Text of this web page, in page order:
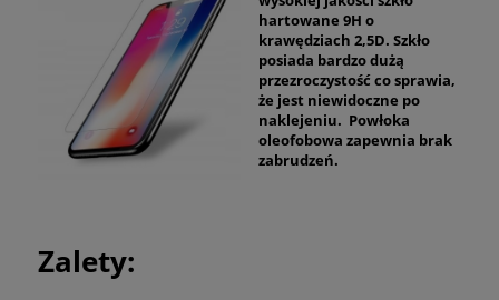
hartowane 9H o
krawędziach 2,5D. Szkło
posiada bardzo dużą
przezroczystość co sprawia,
że jest niewidoczne po
naklejeniu. Powłoka
oleofobowa zapewnia brak
zabrudzeń.
Zalety: